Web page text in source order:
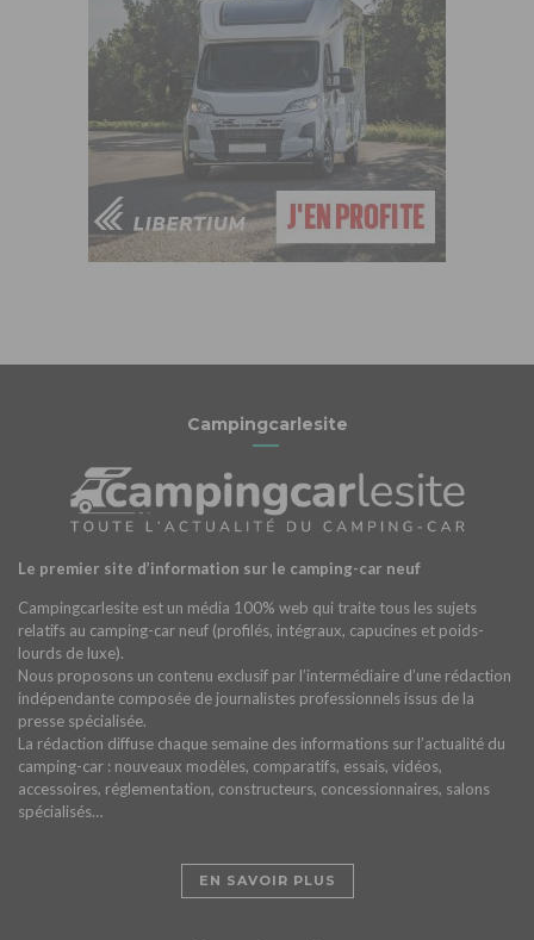
Campingcarlesite
Le premier site d’information sur le camping-car neuf
Campingcarlesite est un média 100% web qui traite tous les sujets
relatifs au camping-car neuf (profilés, intégraux, capucines et poids-
lourds de luxe).
Nous proposons un contenu exclusif par l’intermédiaire d’une rédaction
indépendante composée de journalistes professionnels issus de la
presse spécialisée.
La rédaction diffuse chaque semaine des informations sur l’actualité du
camping-car : nouveaux modèles, comparatifs, essais, vidéos,
accessoires, réglementation, constructeurs, concessionnaires, salons
spécialisés…
EN SAVOIR PLUS